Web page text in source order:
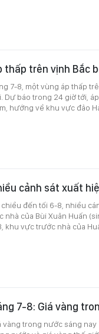
thấp trên vịnh Bắc
7-8, một vùng áp thấp
Dự báo trong 24 giờ tới,
hướng về khu vực đảo
cảnh sát xuất
chiều đến tối 6-8, nhiều
nhà của Bùi Xuân Huấn
khu vực trước nhà của
7-8: Giá vàng
vàng trong nước sáng